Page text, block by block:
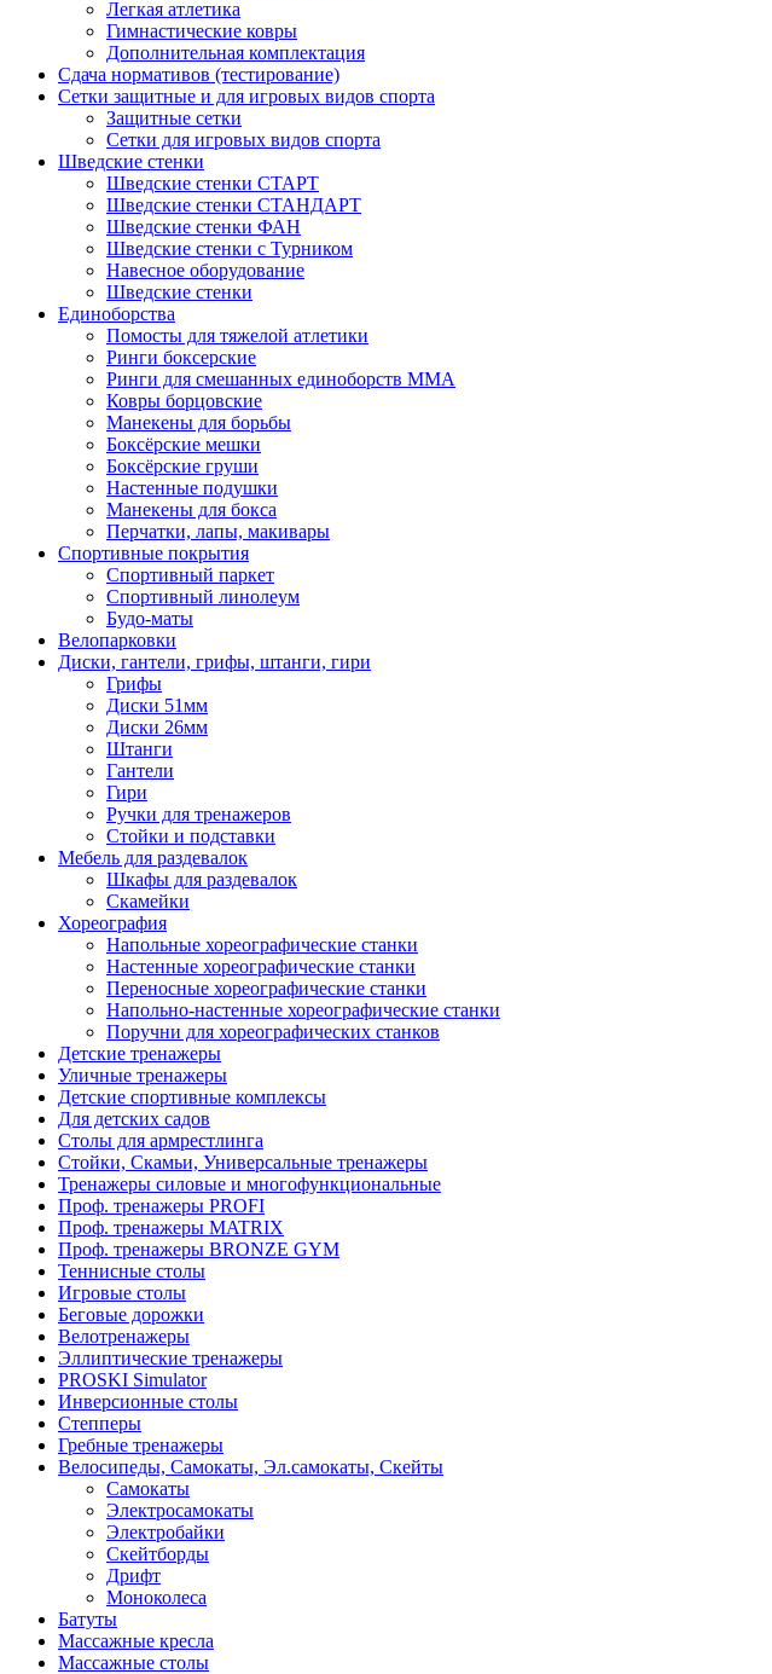
Легкая атлетика
Гимнастические ковры
Дополнительная комплектация
Сдача нормативов (тестирование)
Сетки защитные и для игровых видов спорта
Защитные сетки
Сетки для игровых видов спорта
Шведские стенки
Шведские стенки СТАРТ
Шведские стенки СТАНДАРТ
Шведские стенки ФАН
Шведские стенки с Турником
Навесное оборудование
Шведские стенки
Единоборства
Помосты для тяжелой атлетики
Ринги боксерские
Ринги для смешанных единоборств ММА
Ковры борцовские
Манекены для борьбы
Боксёрские мешки
Боксёрские груши
Настенные подушки
Манекены для бокса
Перчатки, лапы, макивары
Спортивные покрытия
Спортивный паркет
Спортивный линолеум
Будо-маты
Велопарковки
Диски, гантели, грифы, штанги, гири
Грифы
Диски 51мм
Диски 26мм
Штанги
Гантели
Гири
Ручки для тренажеров
Стойки и подставки
Мебель для раздевалок
Шкафы для раздевалок
Скамейки
Хореография
Напольные хореографические станки
Настенные хореографические станки
Переносные хореографические станки
Напольно-настенные хореографические станки
Поручни для хореографических станков
Детские тренажеры
Уличные тренажеры
Детские спортивные комплексы
Для детских садов
Столы для армрестлинга
Стойки, Скамьи, Универсальные тренажеры
Тренажеры силовые и многофункциональные
Проф. тренажеры PROFI
Проф. тренажеры MATRIX
Проф. тренажеры BRONZE GYM
Теннисные столы
Игровые столы
Беговые дорожки
Велотренажеры
Эллиптические тренажеры
PROSKI Simulator
Инверсионные столы
Степперы
Гребные тренажеры
Велосипеды, Самокаты, Эл.самокаты, Скейты
Самокаты
Электросамокаты
Электробайки
Скейтборды
Дрифт
Моноколеса
Батуты
Массажные кресла
Массажные столы